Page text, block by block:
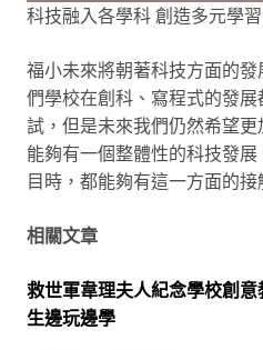
科技融入各學科 創造多元學
福小未來將朝著科技方面的
們學校在創科、寫程式的發
試，但是未來我們仍然希望
能夠有一個整體性的科技發
目時，都能夠有這一方面的接
相關文章
救世軍韋理夫人紀念學校創
生邊玩邊學